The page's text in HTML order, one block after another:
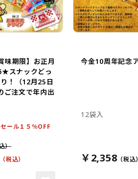
味期限】お正月
スナックどっ
！（12月25日
ご注文で年内出
ール１５％OFF
今金10周年記念
12袋入
￥2,358